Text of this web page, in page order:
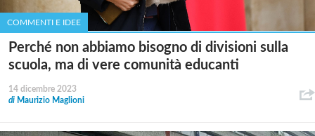
COMMENTI E IDEE
Perché non abbiamo bisogno di divisioni sulla
scuola, ma di vere comunità educanti
14 dicembre 2023
di Maurizio Maglioni